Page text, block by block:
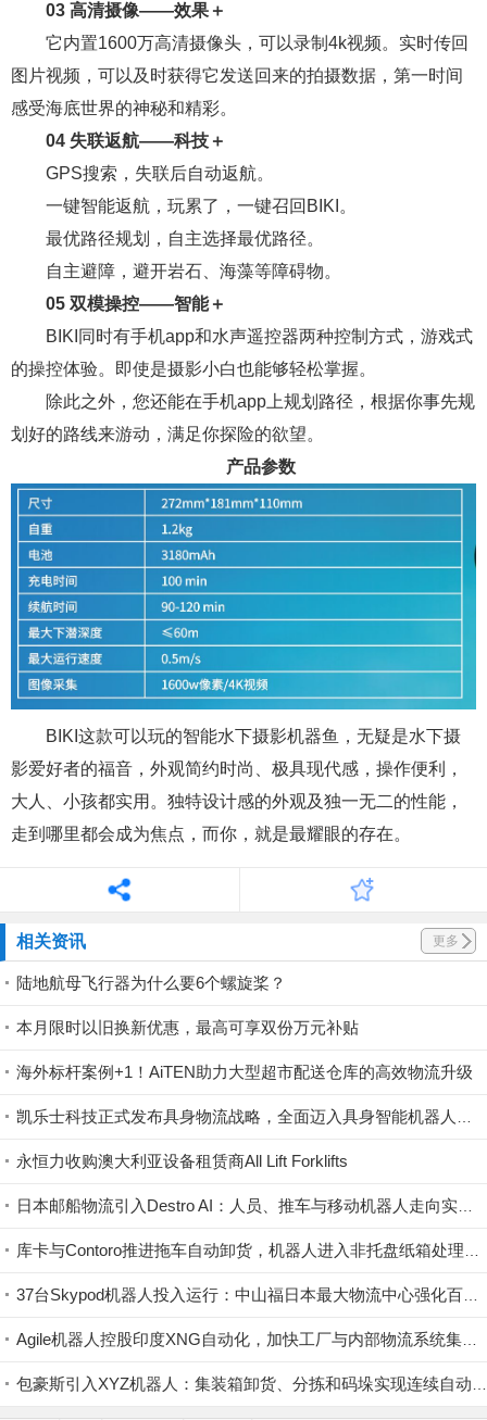
03 高清摄像——效果＋
它内置1600万高清摄像头，可以录制4k视频。实时传回
图片视频，可以及时获得它发送回来的拍摄数据，第一时间
感受海底世界的神秘和精彩。
04 失联返航——科技＋
GPS搜索，失联后自动返航。
一键智能返航，玩累了，一键召回BIKI。
最优路径规划，自主选择最优路径。
自主避障，避开岩石、海藻等障碍物。
05 双模操控——智能＋
BIKI同时有手机app和水声遥控器两种控制方式，游戏式
的操控体验。即使是摄影小白也能够轻松掌握。
除此之外，您还能在手机app上规划路径，根据你事先规
划好的路线来游动，满足你探险的欲望。
产品参数
BIKI这款可以玩的智能水下摄影机器鱼，无疑是水下摄
影爱好者的福音，外观简约时尚、极具现代感，操作便利，
大人、小孩都实用。独特设计感的外观及独一无二的性能，
走到哪里都会成为焦点，而你，就是最耀眼的存在。
相关资讯 更多
陆地航母飞行器为什么要6个螺旋桨？
本月限时以旧换新优惠，最高可享双份万元补贴
海外标杆案例+1！AiTEN助力大型超市配送仓库的高效物流升级
永恒力收购澳大利亚设备租赁商All Lift Forklifts